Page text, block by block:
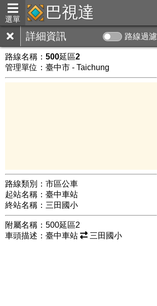
選單 巴視達
詳細資訊 路線過濾
路線名稱： 500延區2
管理單位：臺中市 - Taichung
路線類別：市區公車
起站名稱：臺中車站
終站名稱：三田國小
附屬名稱：500延區2
車頭描述：臺中車站
三田國小